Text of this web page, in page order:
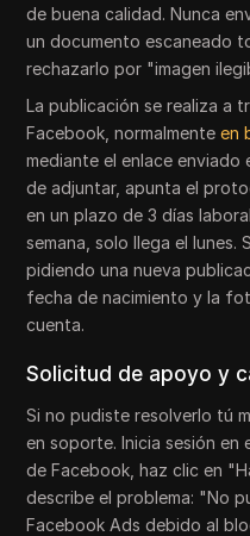
de buena calidad. Nunca
un documento escaneado
rechazarlo por "imagen
La publicación se realiza a
Facebook, normalmenteen
mediante el enlace enviado
de adjuntar, apunta el
en un plazo de 3 días
semana, solo llega el lunes.
pidiendo una nueva
fecha de nacimiento y la
cuenta.
Solicitud de apoyo y
Si no pudiste resolverlo tú
en soporte. Inicia sesión en
de Facebook, haz clic en
describe el problema: "No
Facebook Ads debido al